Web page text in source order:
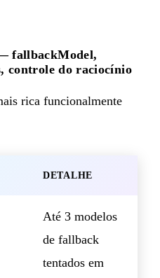
fallbackModel,
controle do raciocínio
rica funcionalmente
DETALHE
Até 3 modelos
de fallback
tentados em